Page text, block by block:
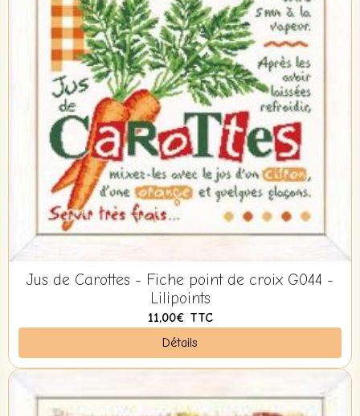
Jus de Carottes - Fiche point de croix G044 -
Lilipoints
11,00€ TTC
Détails